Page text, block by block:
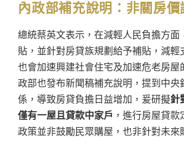
內政部補充說明： 非關房價
總統蔡英文表示，在減輕人民負擔方面
貼，並針對房貸族規劃給予補貼，減輕
也會加速興建社會住宅及加速危老房屋
政部也發布新聞稿補充說明，提到中央
係，導致房貸負擔日益增加，爰研擬針
僅有一屋且貸款中家戶 ，進行房屋貸
政策並非鼓勵民眾購屋，也非針對未來